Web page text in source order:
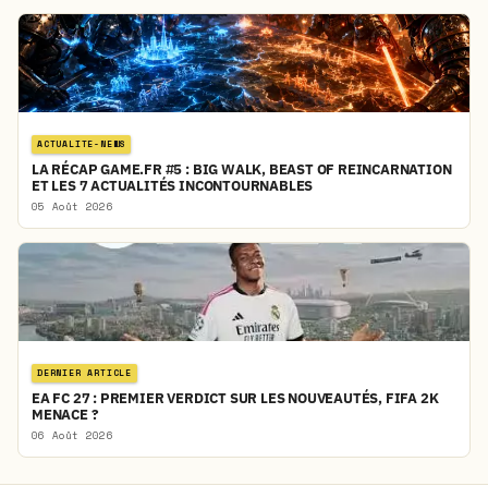
ACTUALITE-NEWS
LA RÉCAP GAME.FR #5 : BIG WALK, BEAST OF REINCARNATION
ET LES 7 ACTUALITÉS INCONTOURNABLES
05 Août 2026
DERNIER ARTICLE
EA FC 27 : PREMIER VERDICT SUR LES NOUVEAUTÉS, FIFA 2K
MENACE ?
06 Août 2026